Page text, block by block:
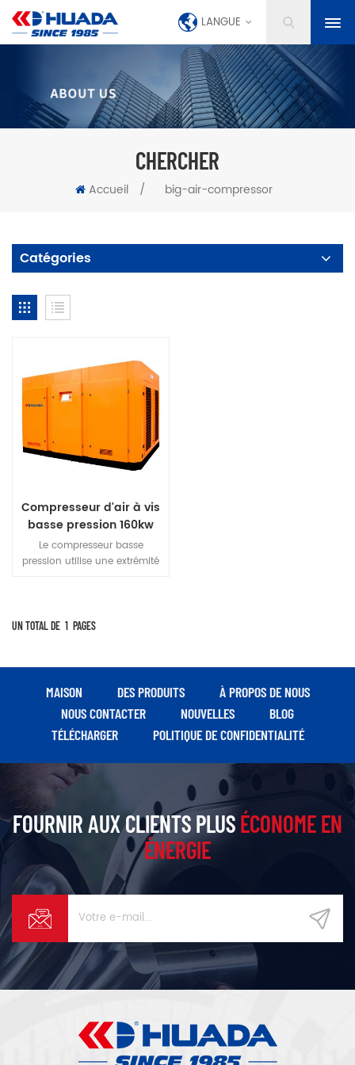
LANGUE
CHERCHER
Accueil / big-air-compressor
Catégories
Compresseur d'air à vis
basse pression 160kw
Le compresseur basse
pression utilise une extrémité
MPa, le rapport de puissance
Pour s'assurer que le coût
d'exploitation le plus bas
de fonctionnement sans
défaut.
UN TOTAL DE 1 PAGES
MAISON DES PRODUITS
À PROPOS DE NOUS
NOUS CONTACTER
NOUVELLES
BLOG
TÉLÉCHARGER
POLITIQUE DE CONFIDENTIALITÉ
FOURNIR AUX CLIENTS PLUSÉCONOME EN
ÉNERGIE